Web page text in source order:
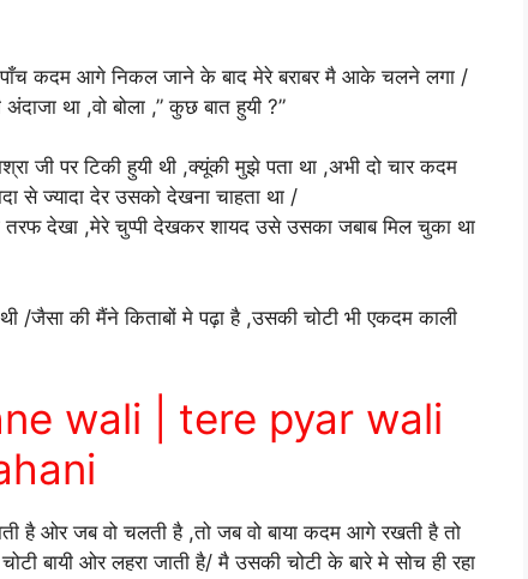
-पाँच कदम आगे निकल जाने के बाद मेरे बराबर मै आके चलने लगा /
था ,वो बोला ,” कुछ बात हुयी ?”
जी पर टिकी हुयी थी ,क्यूंकी मुझे पता था ,अभी दो चार कदम
से ज्यादा देर उसको देखना चाहता था /
तरफ देखा ,मेरे चुप्पी देखकर शायद उसे उसका जबाब मिल चुका था
/जैसा की मैंने किताबों मे पढ़ा है ,उसकी चोटी भी एकदम काली
wali | tere pyar wali
है ओर जब वो चलती है ,तो जब वो बाया कदम आगे रखती है तो
बायी ओर लहरा जाती है/ मै उसकी चोटी के बारे मे सोच ही रहा